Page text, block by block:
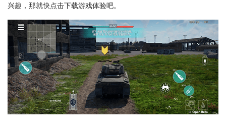
兴趣，那就快点击下载游戏体验吧。